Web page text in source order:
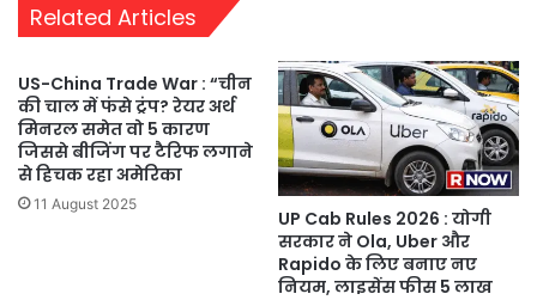
Related Articles
US-China Trade War : “चीन
की चाल में फंसे ट्रंप? रेयर अर्थ
मिनरल समेत वो 5 कारण
जिससे बीजिंग पर टैरिफ लगाने
से हिचक रहा अमेरिका
11 August 2025
UP Cab Rules 2026 : योगी
सरकार ने Ola, Uber और
Rapido के लिए बनाए नए
नियम, लाइसेंस फीस 5 लाख